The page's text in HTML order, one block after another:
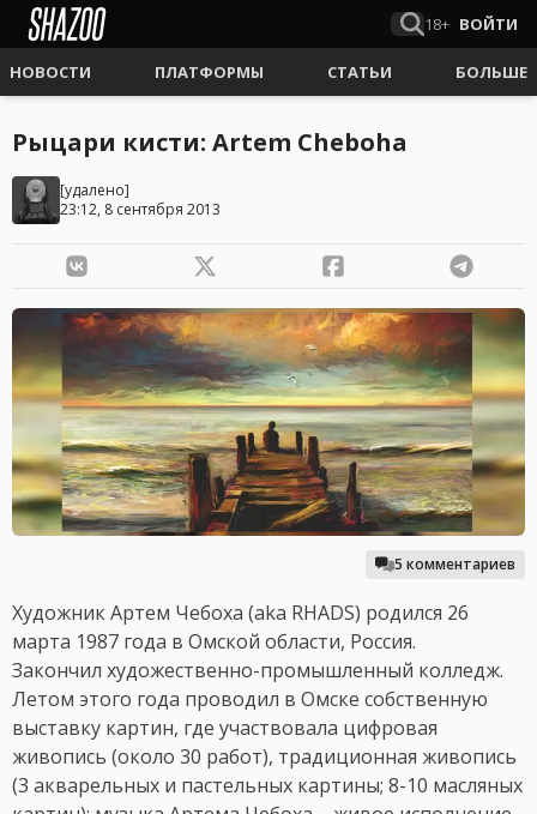
18+ ВОЙТИ
НОВОСТИ ПЛАТФОРМЫ СТАТЬИ БОЛЬШЕ
Рыцари кисти: Artem Cheboha
[удалено]
23:12, 8 сентября 2013
5 комментариев
Художник Артем Чебоха (aka RHADS) родился 26
марта 1987 года в Омской области, Россия.
Закончил художественно-промышленный колледж.
Летом этого года проводил в Омске собственную
выставку картин, где участвовала цифровая
живопись (около 30 работ), традиционная живопись
(3 акварельных и пастельных картины; 8-10 масляных